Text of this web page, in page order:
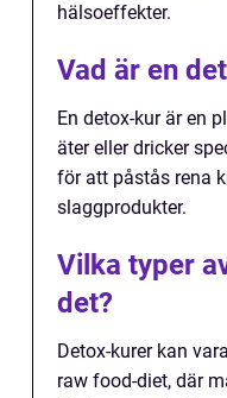
hälsoeffekter.
Vad är en
En detox-kur är en
äter eller dricker
för att påstås rena
slaggprodukter.
Vilka typer
det?
Detox-kurer kan
raw food-diet, där